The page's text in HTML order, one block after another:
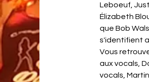
Leboeuf,
Élizabeth
que Bob
s'identifient
Vous
aux vocals,
vocals,